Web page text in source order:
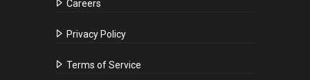
Careers
Privacy Policy
Terms of Service